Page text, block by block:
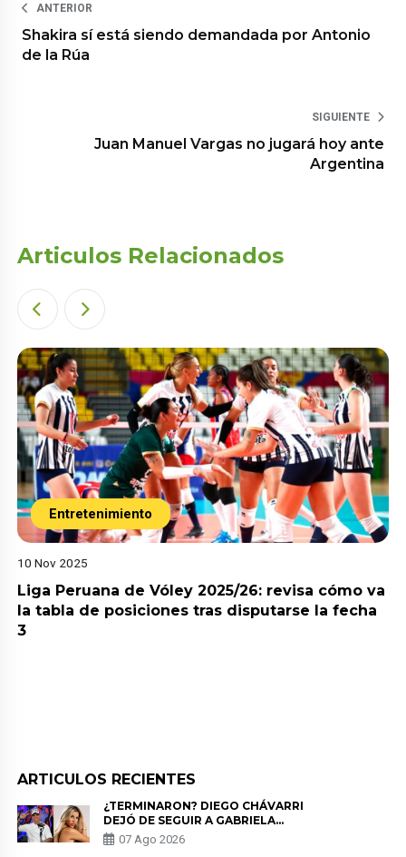
ANTERIOR
Shakira sí está siendo demandada por Antonio
de la Rúa
SIGUIENTE
Juan Manuel Vargas no jugará hoy ante
Argentina
Articulos Relacionados
Entretenimiento
10 Nov 2025
Liga Peruana de Vóley 2025/26: revisa cómo va
la tabla de posiciones tras disputarse la fecha
3
ARTICULOS RECIENTES
¿TERMINARON? DIEGO CHÁVARRI
DEJÓ DE SEGUIR A GABRIELA
HERRERA Y ANUNCIA SU SALIDA
DE PÓDCAST
07 Ago 2026